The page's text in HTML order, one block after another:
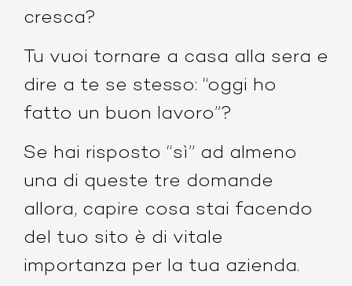
cresca?
Tu vuoi tornare a casa alla sera e
dire a te se stesso: “oggi ho
fatto un buon lavoro”?
Se hai risposto “sì” ad almeno
una di queste tre domande
allora, capire cosa stai facendo
del tuo sito è di vitale
importanza per la tua azienda.